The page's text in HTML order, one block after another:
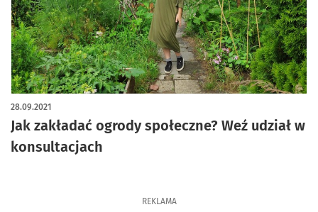
Jak zakładać ogrody społeczne? Weź udział w
konsultacjach
28.09.2021
REKLAMA